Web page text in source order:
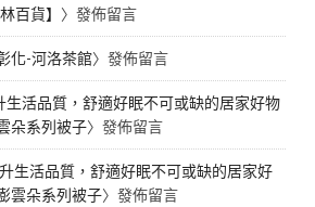
百貨】 〉發佈留言
化-河洛茶館〉發佈留言
生活品質，舒適好眠不可或缺的居家好物
朵系列被子〉發佈留言
生活品質，舒適好眠不可或缺的居家好
雲朵系列被子〉發佈留言